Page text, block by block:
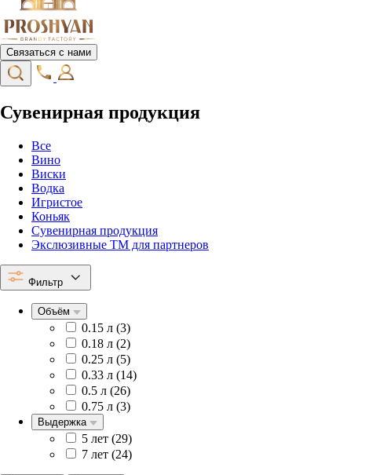
Связаться с нами
Сувенирная продукция
Все
Вино
Виски
Водка
Игристое
Коньяк
Сувенирная продукция
Экслюзивные ТМ для партнеров
Фильтр
Объём
0.15 л (3)
0.18 л (2)
0.25 л (5)
0.33 л (14)
0.5 л (26)
0.75 л (3)
Выдержка
5 лет (29)
7 лет (24)